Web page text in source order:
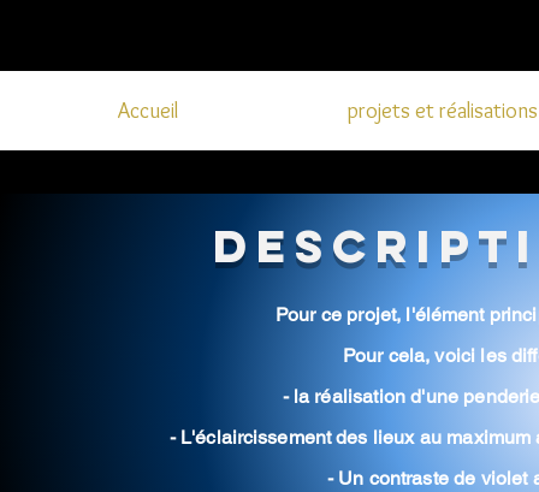
Accueil projets et réalisations
Pour ce projet, l'élément
Pour cela, voici les
- la réalisation d'une
- L'éclaircissementdes lieux au maximum
- Un contraste de violet